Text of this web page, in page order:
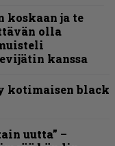
ja te
olla
kanssa
kotimaisen black
uutta” –